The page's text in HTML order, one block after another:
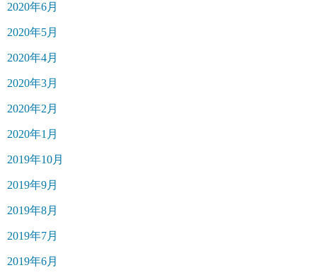
2020年6月
2020年5月
2020年4月
2020年3月
2020年2月
2020年1月
2019年10月
2019年9月
2019年8月
2019年7月
2019年6月